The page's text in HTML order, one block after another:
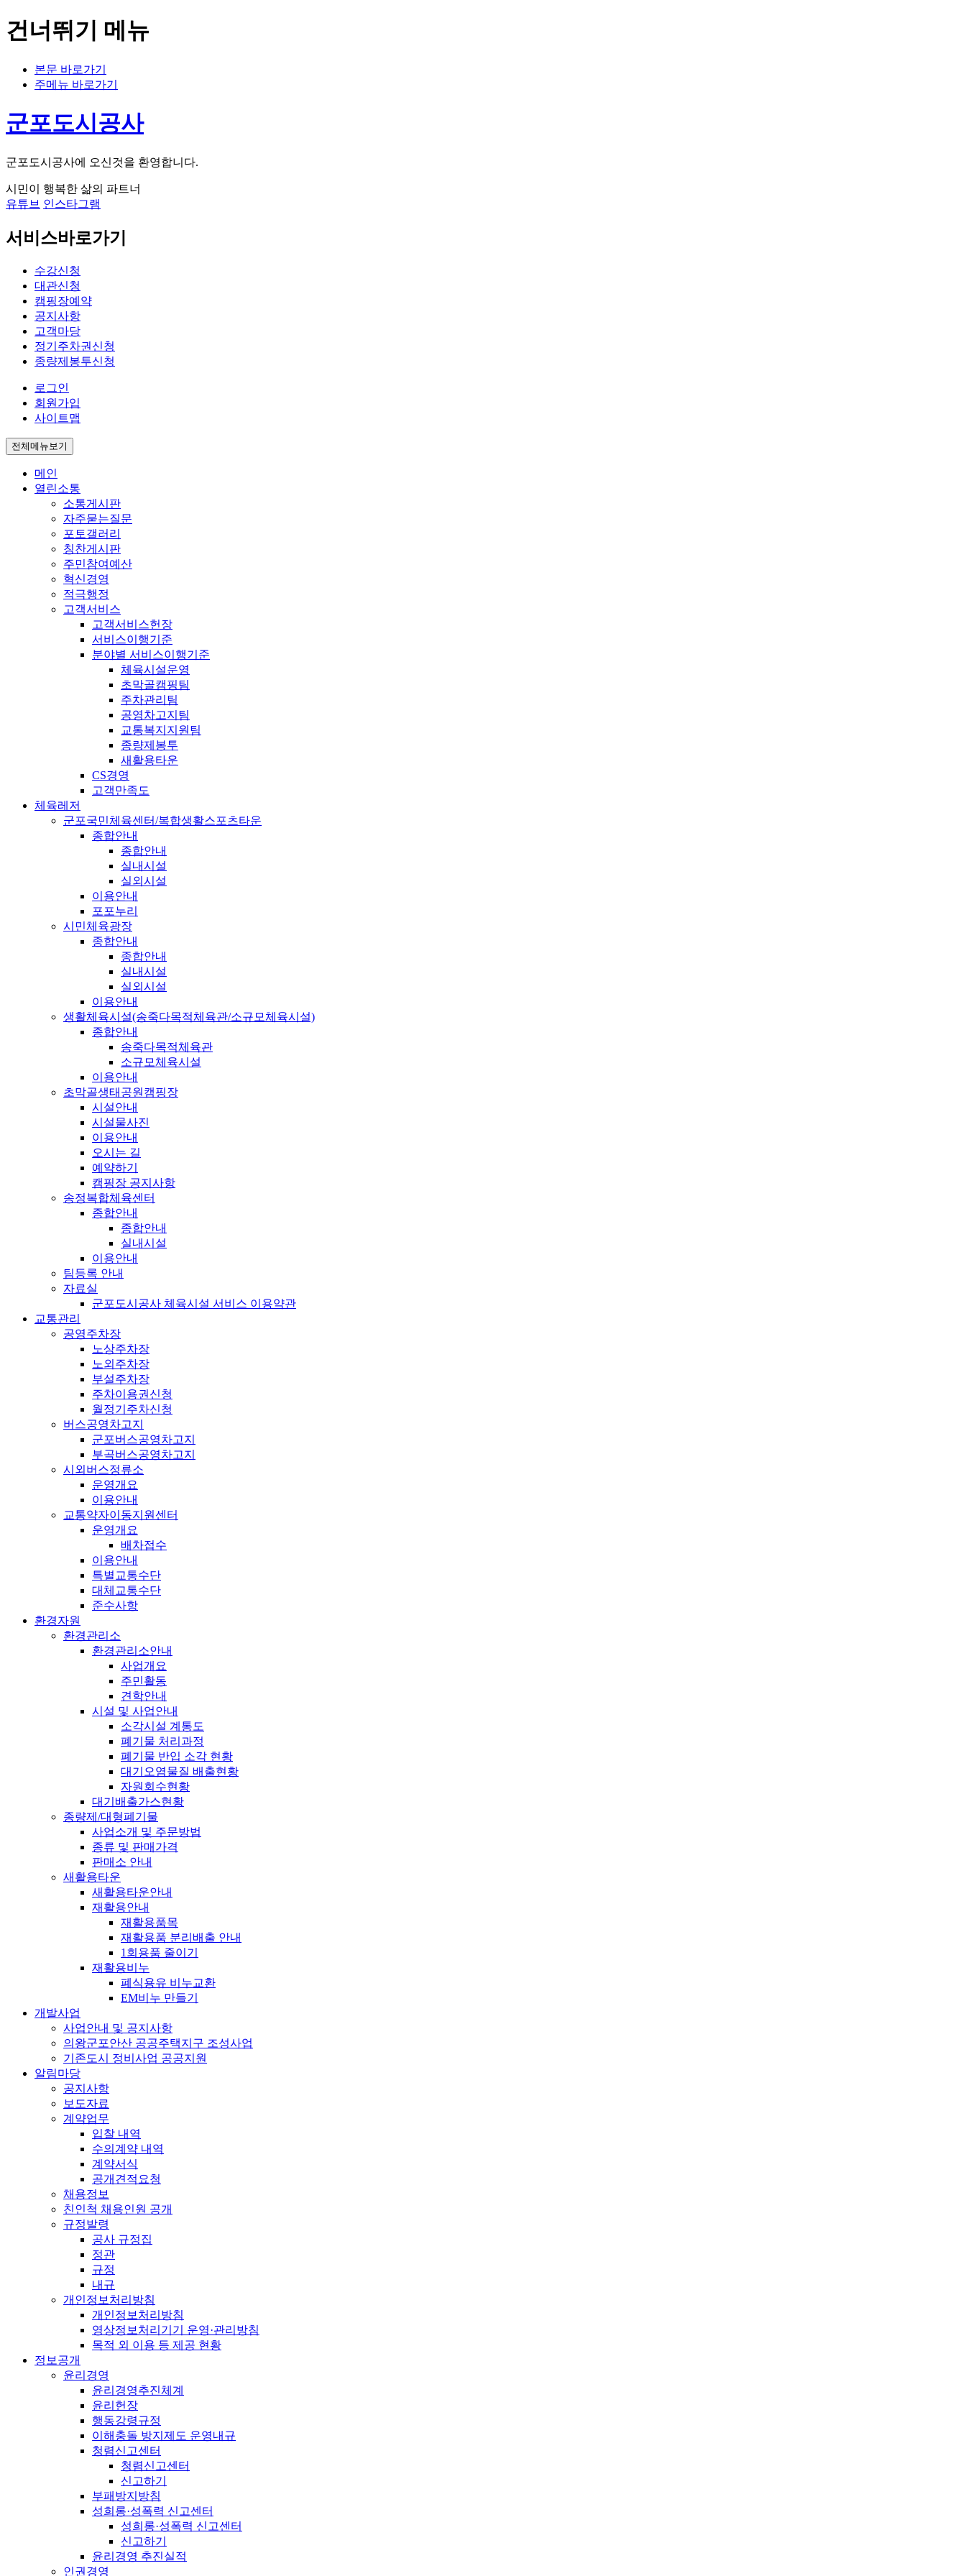
건너뛰기 메뉴
본문 바로가기
주메뉴 바로가기
군포도시공사
군포도시공사에 오신것을 환영합니다.
시민이 행복한 삶의 파트너
유튜브 인스타그램
서비스바로가기
수강신청
대관신청
캠핑장예약
공지사항
고객마당
정기주차권신청
종량제봉투신청
로그인
회원가입
사이트맵
전체메뉴보기
메인
열린소통
소통게시판
자주묻는질문
포토갤러리
칭찬게시판
주민참여예산
혁신경영
적극행정
고객서비스
고객서비스헌장
서비스이행기준
분야별 서비스이행기준
체육시설운영
초막골캠핑팀
주차관리팀
공영차고지팀
교통복지지원팀
종량제봉투
새활용타운
CS경영
고객만족도
체육레저
군포국민체육센터/복합생활스포츠타운
종합안내
종합안내
실내시설
실외시설
이용안내
포포누리
시민체육광장
종합안내
종합안내
실내시설
실외시설
이용안내
생활체육시설(송죽다목적체육관/소규모체육시설)
종합안내
송죽다목적체육관
소규모체육시설
이용안내
초막골생태공원캠핑장
시설안내
시설물사진
이용안내
오시는 길
예약하기
캠핑장 공지사항
송정복합체육센터
종합안내
종합안내
실내시설
이용안내
팀등록 안내
자료실
군포도시공사 체육시설 서비스 이용약관
교통관리
공영주차장
노상주차장
노외주차장
부설주차장
주차이용권신청
월정기주차신청
버스공영차고지
군포버스공영차고지
부곡버스공영차고지
시외버스정류소
운영개요
이용안내
교통약자이동지원센터
운영개요
배차접수
이용안내
특별교통수단
대체교통수단
준수사항
환경자원
환경관리소
환경관리소안내
사업개요
주민활동
견학안내
시설 및 사업안내
소각시설 계통도
폐기물 처리과정
폐기물 반입 소각 현황
대기오염물질 배출현황
자원회수현황
대기배출가스현황
종량제/대형폐기물
사업소개 및 주문방법
종류 및 판매가격
판매소 안내
새활용타운
새활용타운안내
재활용안내
재활용품목
재활용품 분리배출 안내
1회용품 줄이기
재활용비누
폐식용유 비누교환
EM비누 만들기
개발사업
사업안내 및 공지사항
의왕군포안산 공공주택지구 조성사업
기존도시 정비사업 공공지원
알림마당
공지사항
보도자료
계약업무
입찰 내역
수의계약 내역
계약서식
공개견적요청
채용정보
친인척 채용인원 공개
규정발령
공사 규정집
정관
규정
내규
개인정보처리방침
개인정보처리방침
영상정보처리기기 운영·관리방침
목적 외 이용 등 제공 현황
정보공개
윤리경영
윤리경영추진체계
윤리헌장
행동강령규정
이해충돌 방지제도 운영내규
청렴신고센터
청렴신고센터
신고하기
부패방지방침
성희롱·성폭력 신고센터
성희롱·성폭력 신고센터
신고하기
윤리경영 추진실적
인권경영